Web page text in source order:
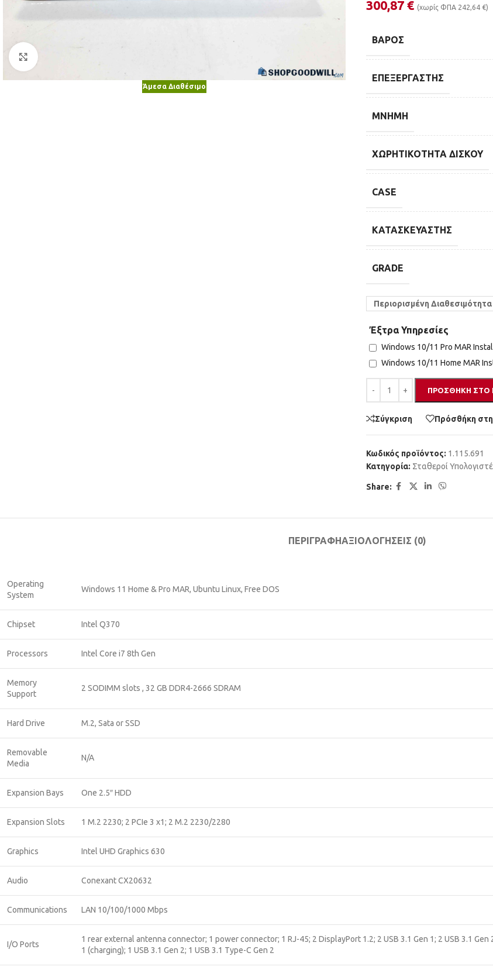
Άμεσα Διαθέσιμο
300,87 € (χωρίς ΦΠΑ 242,64 €)
ΒΆΡΟΣ
ΕΠΕΞΕΡΓΑΣΤΉΣ
ΜΝΉΜΗ
ΧΩΡΗΤΙΚΌΤΗΤΑ ΔΊΣΚΟΥ
CASE
ΚΑΤΑΣΚΕΥΑΣΤΉΣ
GRADE
Περιορισμένη Διαθεσιμότητα
Έξτρα Υπηρεσίες
Windows 10/11 Pro MAR
Windows 10/11 Home MAR
ΠΡΟΣΘΉΚΗ ΣΤΟ
Σύγκριση Πρόσθήκη
Κωδικός προϊόντος: 1.115.691
Κατηγορία: Σταθεροί
Share:
ΠΕΡΙΓΡΑΦΉΑΞΙΟΛΟΓΉΣΕΙΣ (0)
Operating
System
Windows 11 Home & Pro MAR, Ubuntu Linux, Free DOS
Chipset Intel Q370
Processors Intel Core i7 8th Gen
Memory
Support
2 SODIMM slots , 32 GB DDR4-2666 SDRAM
Hard Drive M.2, Sata or SSD
Removable
Media
N/A
Expansion Bays One 2.5″ HDD
Expansion Slots 1 M.2 2230; 2 PCIe 3 x1; 2 M.2 2230/2280
Graphics Intel UHD Graphics 630
Audio Conexant CX20632
Communications LAN 10/100/1000 Mbps
I/O Ports
1 rear external antenna connector; 1 power connector; 1 RJ-45; 2 DisplayPort 1.2; 2 USB 3.1 Gen 1; 2 USB 3.1
1 (charging); 1 USB 3.1 Gen 2; 1 USB 3.1 Type-C Gen 2